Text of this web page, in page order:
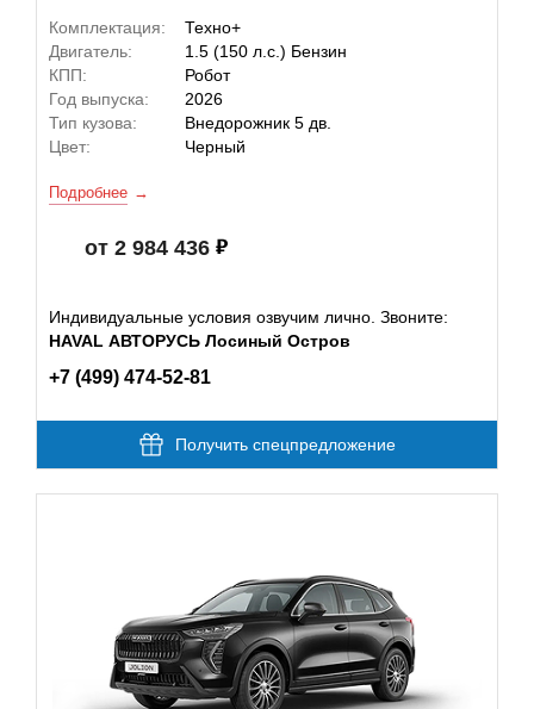
Комплектация:
Техно+
Двигатель:
1.5 (150 л.с.) Бензин
КПП:
Робот
Год выпуска:
2026
Тип кузова:
Внедорожник 5 дв.
Цвет:
Черный
Подробнее
от 2 984 436
Индивидуальные условия озвучим лично. Звоните:
HAVAL АВТОРУСЬ Лосиный Остров
+7 (499) 474-52-81
Получить спецпредложение